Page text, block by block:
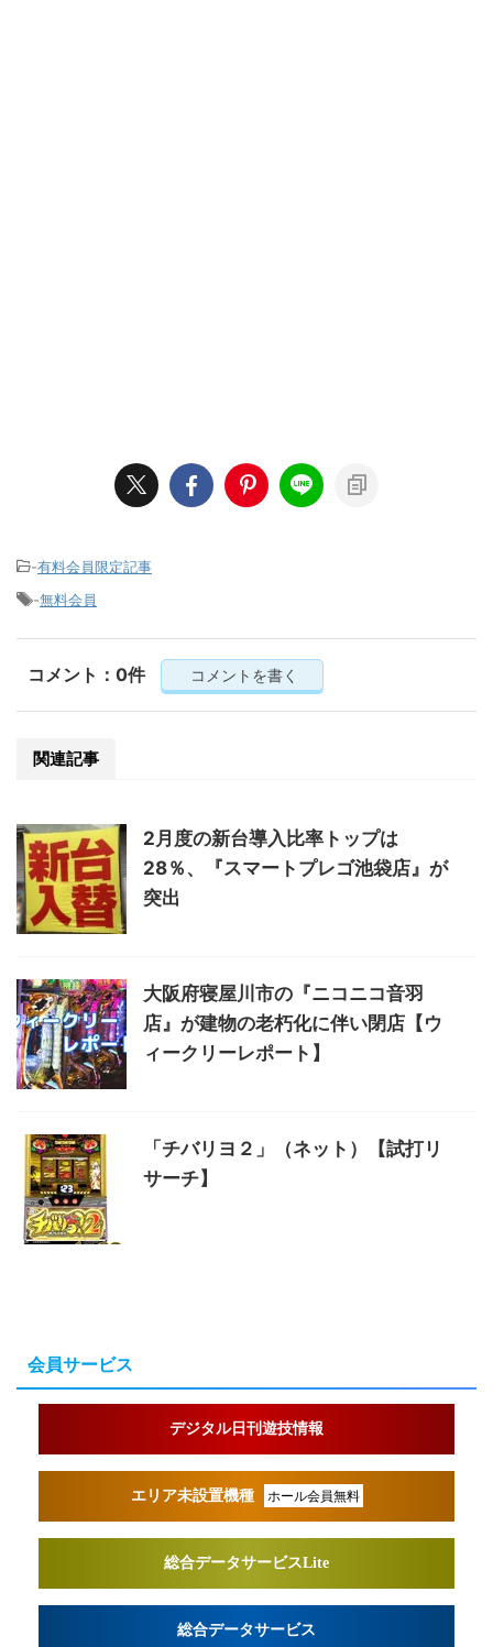
-有料会員限定記事
-無料会員
コメント：0件 コメントを書く
関連記事
2月度の新台導入比率トップは
28％、『スマートプレゴ池袋店』が
突出
大阪府寝屋川市の『ニコニコ音羽
店』が建物の老朽化に伴い閉店【ウ
ィークリーレポート】
「チバリヨ２」（ネット）【試打リ
サーチ】
会員サービス
デジタル日刊遊技情報
エリア未設置機種 ホール会員無料
総合データサービスLite
総合データサービス